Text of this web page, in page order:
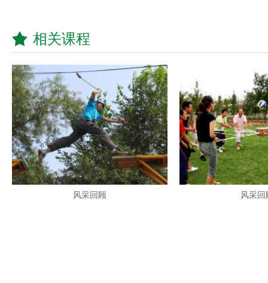
相关课程
风采回顾 风采回